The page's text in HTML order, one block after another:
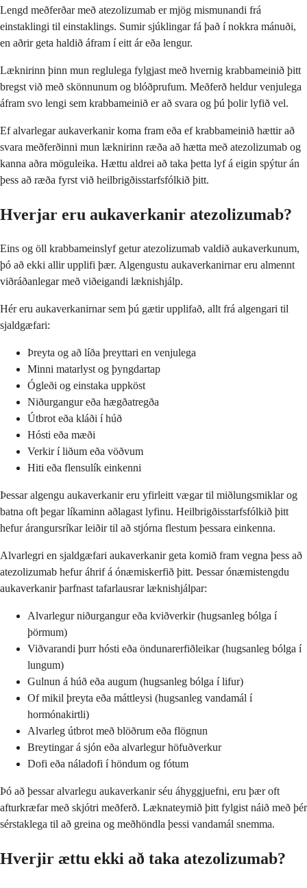
Lengd meðferðar með atezolizumab er mjög mismunandi frá
einstaklingi til einstaklings. Sumir sjúklingar fá það í nokkra mánuði,
en aðrir geta haldið áfram í eitt ár eða lengur.
Læknirinn þinn mun reglulega fylgjast með hvernig krabbameinið þitt
bregst við með skönnunum og blóðprufum. Meðferð heldur venjulega
áfram svo lengi sem krabbameinið er að svara og þú þolir lyfið vel.
Ef alvarlegar aukaverkanir koma fram eða ef krabbameinið hættir að
svara meðferðinni mun læknirinn ræða að hætta með atezolizumab og
kanna aðra möguleika. Hættu aldrei að taka þetta lyf á eigin spýtur án
þess að ræða fyrst við heilbrigðisstarfsfólkið þitt.
Hverjar eru aukaverkanir atezolizumab?
Eins og öll krabbameinslyf getur atezolizumab valdið aukaverkunum,
þó að ekki allir upplifi þær. Algengustu aukaverkanirnar eru almennt
viðráðanlegar með viðeigandi læknishjálp.
Hér eru aukaverkanirnar sem þú gætir upplifað, allt frá algengari til
sjaldgæfari:
Þreyta og að líða þreyttari en venjulega
Minni matarlyst og þyngdartap
Ógleði og einstaka uppköst
Niðurgangur eða hægðatregða
Útbrot eða kláði í húð
Hósti eða mæði
Verkir í liðum eða vöðvum
Hiti eða flensulík einkenni
Þessar algengu aukaverkanir eru yfirleitt vægar til miðlungsmiklar og
batna oft þegar líkaminn aðlagast lyfinu. Heilbrigðisstarfsfólkið þitt
hefur árangursríkar leiðir til að stjórna flestum þessara einkenna.
Alvarlegri en sjaldgæfari aukaverkanir geta komið fram vegna þess að
atezolizumab hefur áhrif á ónæmiskerfið þitt. Þessar ónæmistengdu
aukaverkanir þarfnast tafarlausrar læknishjálpar:
Alvarlegur niðurgangur eða kviðverkir (hugsanleg bólga í
þörmum)
Viðvarandi þurr hósti eða öndunarerfiðleikar (hugsanleg bólga í
lungum)
Gulnun á húð eða augum (hugsanleg bólga í lifur)
Of mikil þreyta eða máttleysi (hugsanleg vandamál í
hormónakirtli)
Alvarleg útbrot með blöðrum eða flögnun
Breytingar á sjón eða alvarlegur höfuðverkur
Dofi eða náladofi í höndum og fótum
Þó að þessar alvarlegu aukaverkanir séu áhyggjuefni, eru þær oft
afturkræfar með skjótri meðferð. Læknateymið þitt fylgist náið með þér
sérstaklega til að greina og meðhöndla þessi vandamál snemma.
Hverjir ættu ekki að taka atezolizumab?